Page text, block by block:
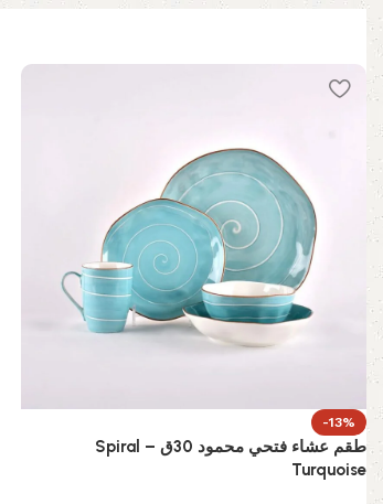
-13%
طقم عشاء فتحي محمود 30ق – Spiral
Turquoise